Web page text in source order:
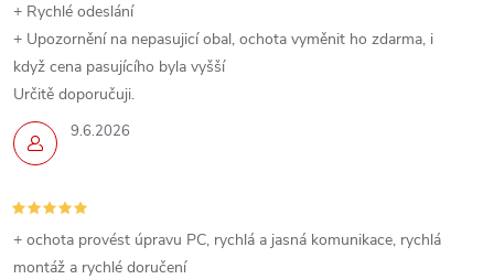
9.6.2026
+ Rychlé odeslání
+ Upozornění na nepasujicí obal, ochota vyměnit ho zdarma, i
když cena pasujícího byla vyšší
Určitě doporučuji.
+ ochota provést úpravu PC, rychlá a jasná komunikace, rychlá
montáž a rychlé doručení